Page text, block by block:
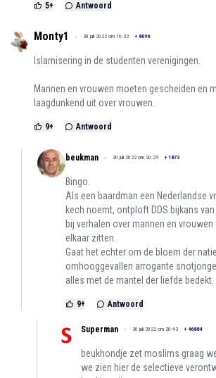
5+ Antwoord
Monty1 30 juli 2022 om 16:32 + 8096
Islamisering in de studenten verenigingen.
Mannen en vrouwen moeten gescheiden en
laagdunkend uit over vrouwen.
9+ Antwoord
beukman 30 juli 2022 om 20:29 + 1873
Bingo.
Als een baardman een Nederlandse
kech noemt, ontploft DDS bijkans
bij verhalen over mannen en
elkaar zitten.
Gaat het echter om de bloem der
omhooggevallen arrogante
alles met de mantel der liefde bedekt.
9+ Antwoord
Superman 30 juli 2022 om 20:43 + 46884
beukhondje zet moslims graag
we zien hier de selectieve